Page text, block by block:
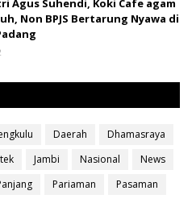
Agus Suhendi, Koki Cafe agam
Non BPJS Bertarung Nyawa di
Daerah
Dhamasraya
Jambi Nasional
News
Pariaman
Pasaman